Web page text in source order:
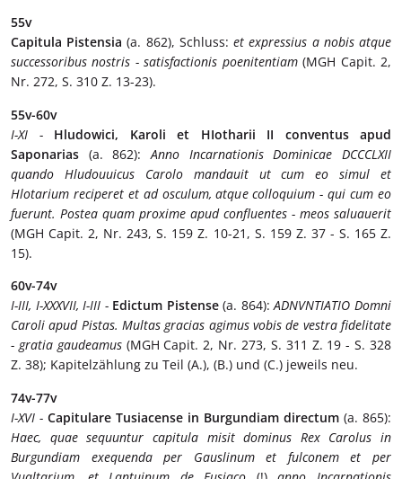
55v
Capitula Pistensia (a. 862), Schluss:et expressius a nobis atque
successoribus nostris - satisfactionis poenitentiam(MGH Capit. 2,
Nr. 272, S. 310 Z. 13-23).
55v-60v
I-XI -
Hludowici, Karoli et HIotharii II conventus apud
Saponarias (a. 862): Anno Incarnationis Dominicae DCCCLXII
quando Hludouuicus Carolo mandauit ut cum eo simul et
Hlotarium reciperet et ad osculum, atque colloquium - qui cum eo
fuerunt. Postea quam proxime apud confluentes - meos saluauerit
(MGH Capit. 2, Nr. 243, S. 159 Z. 10-21, S. 159 Z. 37 - S. 165 Z.
15).
60v-74v
I-III, I-XXXVII, I-III - Edictum Pistense(a. 864):ADNVNTIATIO Domni
Caroli apud Pistas. Multas gracias agimus vobis de vestra fidelitate
- gratia gaudeamus(MGH Capit. 2, Nr. 273, S. 311 Z. 19 - S. 328
Z. 38); Kapitelzählung zu Teil (A.), (B.) und (C.) jeweils neu.
74v-77v
I-XVI - Capitulare Tusiacense in Burgundiam directum (a. 865):
Haec, quae sequuntur capitula misit dominus Rex Carolus in
Burgundiam exequenda per Gauslinum et fulconem et per